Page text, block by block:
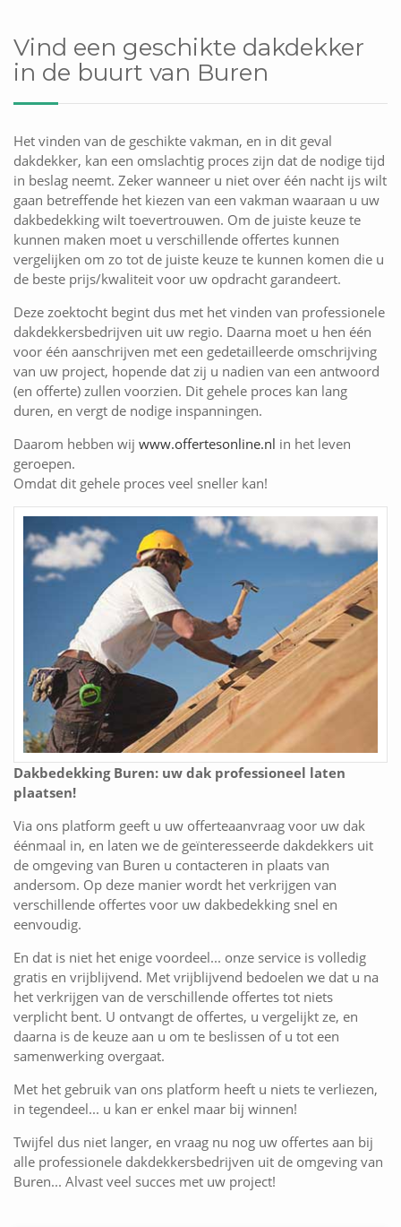
Vind een geschikte dakdekker
in de buurt van Buren
Het vinden van de geschikte vakman, en in dit geval
dakdekker, kan een omslachtig proces zijn dat de nodige tijd
in beslag neemt. Zeker wanneer u niet over één nacht ijs wilt
gaan betreffende het kiezen van een vakman waaraan u uw
dakbedekking wilt toevertrouwen. Om de juiste keuze te
kunnen maken moet u verschillende offertes kunnen
vergelijken om zo tot de juiste keuze te kunnen komen die u
de beste prijs/kwaliteit voor uw opdracht garandeert.
Deze zoektocht begint dus met het vinden van professionele
dakdekkersbedrijven uit uw regio. Daarna moet u hen één
voor één aanschrijven met een gedetailleerde omschrijving
van uw project, hopende dat zij u nadien van een antwoord
(en offerte) zullen voorzien. Dit gehele proces kan lang
duren, en vergt de nodige inspanningen.
Daarom hebben wij www.offertesonline.nl in het leven
geroepen.
Omdat dit gehele proces veel sneller kan!
Dakbedekking Buren: uw dak professioneel laten
plaatsen!
Via ons platform geeft u uw offerteaanvraag voor uw dak
éénmaal in, en laten we de geïnteresseerde dakdekkers uit
de omgeving van Buren u contacteren in plaats van
andersom. Op deze manier wordt het verkrijgen van
verschillende offertes voor uw dakbedekking snel en
eenvoudig.
En dat is niet het enige voordeel... onze service is volledig
gratis en vrijblijvend. Met vrijblijvend bedoelen we dat u na
het verkrijgen van de verschillende offertes tot niets
verplicht bent. U ontvangt de offertes, u vergelijkt ze, en
daarna is de keuze aan u om te beslissen of u tot een
samenwerking overgaat.
Met het gebruik van ons platform heeft u niets te verliezen,
in tegendeel... u kan er enkel maar bij winnen!
Twijfel dus niet langer, en vraag nu nog uw offertes aan bij
alle professionele dakdekkersbedrijven uit de omgeving van
Buren... Alvast veel succes met uw project!